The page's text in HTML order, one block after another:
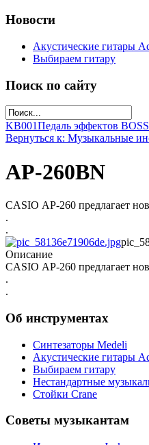
Новости
Акустические гитары
Выбираем гитару
Поиск по сайту
KB001Педаль эффектов BOSS
Вернуться к: Музыкальные
AP-260BN
CASIO АР-260 предлагает
.
.
Описание
CASIO АР-260 предлагает
.
.
Об инструментах
Синтезаторы Мedeli
Акустические гитары
Выбираем гитару
Нестандартные
Стойки Crane
Советы музыкантам